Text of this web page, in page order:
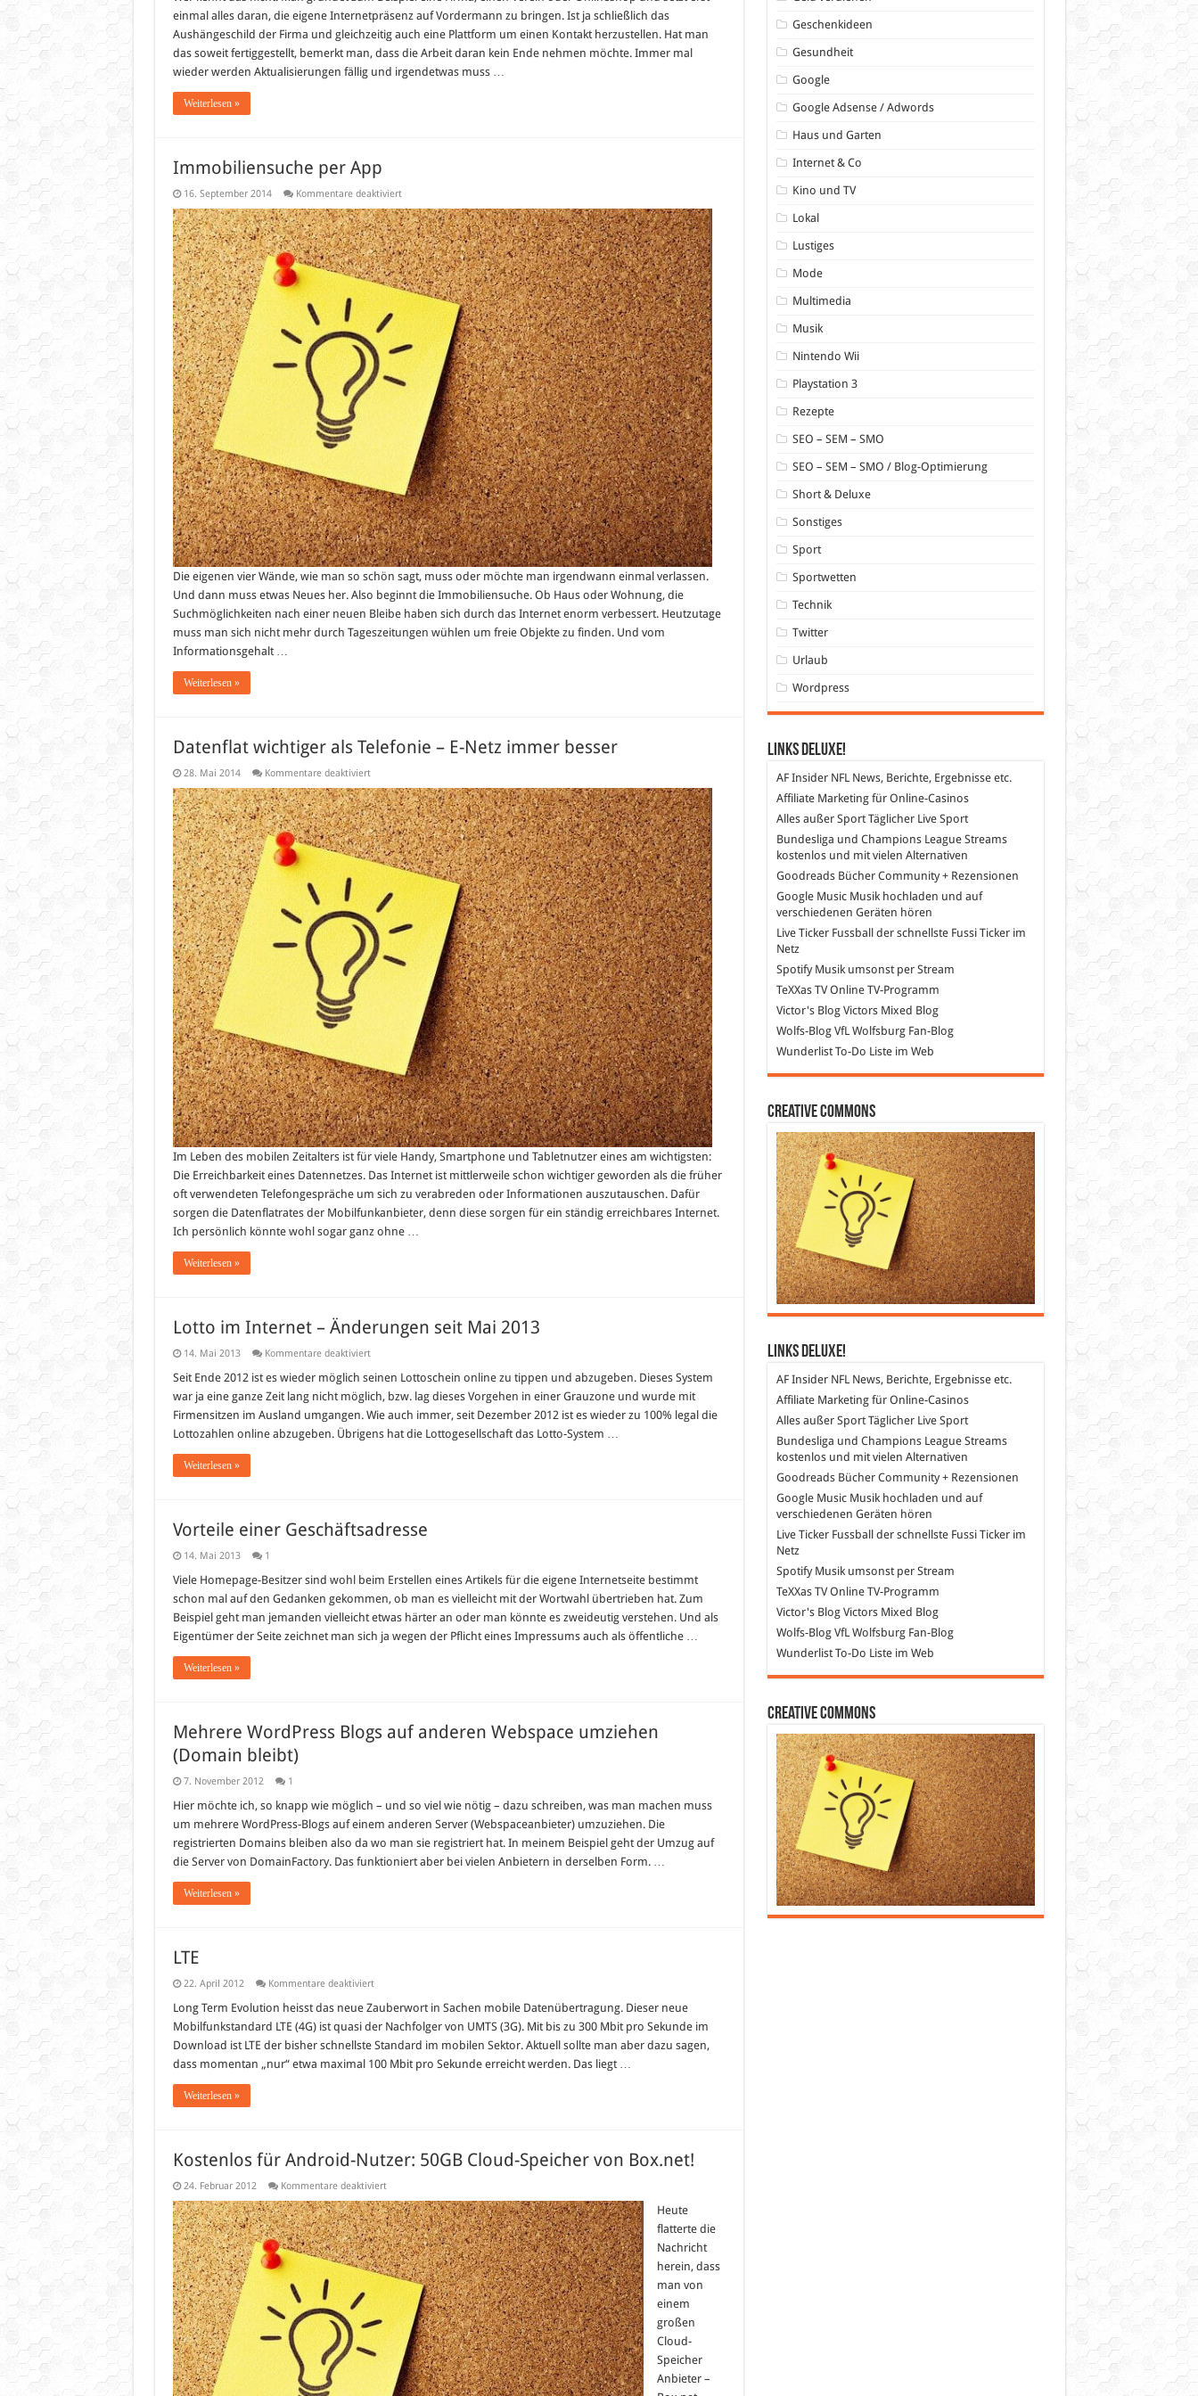
einmal alles daran, die eigene Internetpräsenz auf Vordermann zu bringen. Ist ja schließlich das
Aushängeschild der Firma und gleichzeitig auch eine Plattform um einen Kontakt herzustellen. Hat man
das soweit fertiggestellt, bemerkt man, dass die Arbeit daran kein Ende nehmen möchte. Immer mal
wieder werden Aktualisierungen fällig und irgendetwas muss …
Weiterlesen »
Immobiliensuche per App
16. September 2014 Kommentare deaktiviertfür
per
App
Die eigenen vier Wände, wie man so schön sagt, muss oder möchte man irgendwann einmal verlassen.
Und dann muss etwas Neues her. Also beginnt die Immobiliensuche. Ob Haus oder Wohnung, die
Suchmöglichkeiten nach einer neuen Bleibe haben sich durch das Internet enorm verbessert. Heutzutage
muss man sich nicht mehr durch Tageszeitungen wühlen um freie Objekte zu finden. Und vom
Informationsgehalt …
Weiterlesen »
Datenflat wichtiger als Telefonie – E-Netz immer besser
28. Mai 2014 Kommentare deaktiviertfür
wichtiger
als
Telefonie
–
E-
Netz
immer
Im Leben des mobilen Zeitalters ist für viele Handy, Smartphone und Tabletnutzer eines am wichtigsten:
Die Erreichbarkeit eines Datennetzes. Das Internet ist mittlerweile schon wichtiger geworden als die früher
oft verwendeten Telefongespräche um sich zu verabreden oder Informationen auszutauschen. Dafür
sorgen die Datenflatrates der Mobilfunkanbieter, denn diese sorgen für ein ständig erreichbares Internet.
Ich persönlich könnte wohl sogar ganz ohne …
Weiterlesen »
Lotto im Internet – Änderungen seit Mai 2013
14. Mai 2013 Kommentare deaktiviertfür
im
–
Änderungen
seit
Mai
Seit Ende 2012 ist es wieder möglich seinen Lottoschein online zu tippen und abzugeben. Dieses System
war ja eine ganze Zeit lang nicht möglich, bzw. lag dieses Vorgehen in einer Grauzone und wurde mit
Firmensitzen im Ausland umgangen. Wie auch immer, seit Dezember 2012 ist es wieder zu 100% legal die
Lottozahlen online abzugeben. Übrigens hat die Lottogesellschaft das Lotto-System …
Weiterlesen »
Vorteile einer Geschäftsadresse
14. Mai 2013 1
Viele Homepage-Besitzer sind wohl beim Erstellen eines Artikels für die eigene Internetseite bestimmt
schon mal auf den Gedanken gekommen, ob man es vielleicht mit der Wortwahl übertrieben hat. Zum
Beispiel geht man jemanden vielleicht etwas härter an oder man könnte es zweideutig verstehen. Und als
Eigentümer der Seite zeichnet man sich ja wegen der Pflicht eines Impressums auch als öffentliche …
Weiterlesen »
Mehrere WordPress Blogs auf anderen Webspace umziehen
(Domain bleibt)
7. November 2012 1
Hier möchte ich, so knapp wie möglich – und so viel wie nötig – dazu schreiben, was man machen muss
um mehrere WordPress-Blogs auf einem anderen Server (Webspaceanbieter) umzuziehen. Die
registrierten Domains bleiben also da wo man sie registriert hat. In meinem Beispiel geht der Umzug auf
die Server von DomainFactory. Das funktioniert aber bei vielen Anbietern in derselben Form. …
Weiterlesen »
LTE
22. April 2012 Kommentare deaktiviertfür
Long Term Evolution heisst das neue Zauberwort in Sachen mobile Datenübertragung. Dieser neue
Mobilfunkstandard LTE (4G) ist quasi der Nachfolger von UMTS (3G). Mit bis zu 300 Mbit pro Sekunde im
Download ist LTE der bisher schnellste Standard im mobilen Sektor. Aktuell sollte man aber dazu sagen,
dass momentan „nur“ etwa maximal 100 Mbit pro Sekunde erreicht werden. Das liegt …
Weiterlesen »
Kostenlos für Android-Nutzer: 50GB Cloud-Speicher von Box.net!
24. Februar 2012 Kommentare deaktiviertfür
für
Android-
Nutzer:
50GB
Cloud-
Speicher
von
Box.net!
Heute
flatterte die
Nachricht
herein, dass
man von
einem
großen
Cloud-
Speicher
Anbieter –
Geschenkideen
Gesundheit
Google
Google Adsense / Adwords
Haus und Garten
Internet & Co
Kino und TV
Lokal
Lustiges
Mode
Multimedia
Musik
Nintendo Wii
Playstation 3
Rezepte
SEO – SEM – SMO
SEO – SEM – SMO / Blog-Optimierung
Short & Deluxe
Sonstiges
Sport
Sportwetten
Technik
Twitter
Urlaub
Wordpress
Links DeLuXe!
AF InsiderNFL News, Berichte, Ergebnisse etc.
Affiliate Marketingfür Online-Casinos
Alles außer SportTäglicher Live Sport
Bundesliga und Champions League Streams
kostenlos und mit vielen Alternativen
GoodreadsBücher Community + Rezensionen
Google MusicMusik hochladen und auf
verschiedenen Geräten hören
Live Ticker Fussball
der schnellste Fussi Ticker im
Netz
SpotifyMusik umsonst per Stream
TeXXas TVOnline TV-Programm
Victor's BlogVictors Mixed Blog
Wolfs-BlogVfL Wolfsburg Fan-Blog
WunderlistTo-Do Liste im Web
Creative Commons
Links DeLuXe!
AF InsiderNFL News, Berichte, Ergebnisse etc.
Affiliate Marketingfür Online-Casinos
Alles außer SportTäglicher Live Sport
Bundesliga und Champions League Streams
kostenlos und mit vielen Alternativen
GoodreadsBücher Community + Rezensionen
Google MusicMusik hochladen und auf
verschiedenen Geräten hören
Live Ticker Fussball
der schnellste Fussi Ticker im
Netz
SpotifyMusik umsonst per Stream
TeXXas TVOnline TV-Programm
Victor's BlogVictors Mixed Blog
Wolfs-BlogVfL Wolfsburg Fan-Blog
WunderlistTo-Do Liste im Web
Creative Commons